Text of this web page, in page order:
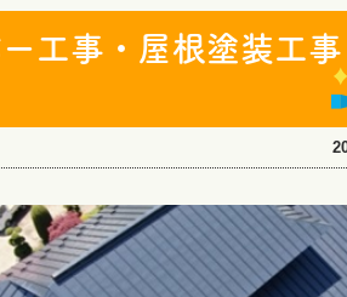
事・屋根塗装工事